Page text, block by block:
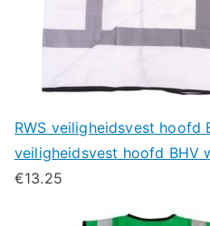
RWS veiligheidsvest hoofd
veiligheidsvest hoofd BHV
€13.25